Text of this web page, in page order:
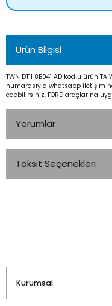
Ürün Bilgisi
TWN DT11 8B041 AD kodlu ürün
numarasıyla whatsapp iletişim
edebilirsiniz. FORD araçlarına
Yorumlar
Taksit Seçenekleri
Kurumsal